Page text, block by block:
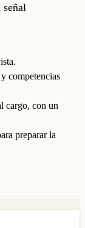
señal
competencias
cargo, con un
preparar la